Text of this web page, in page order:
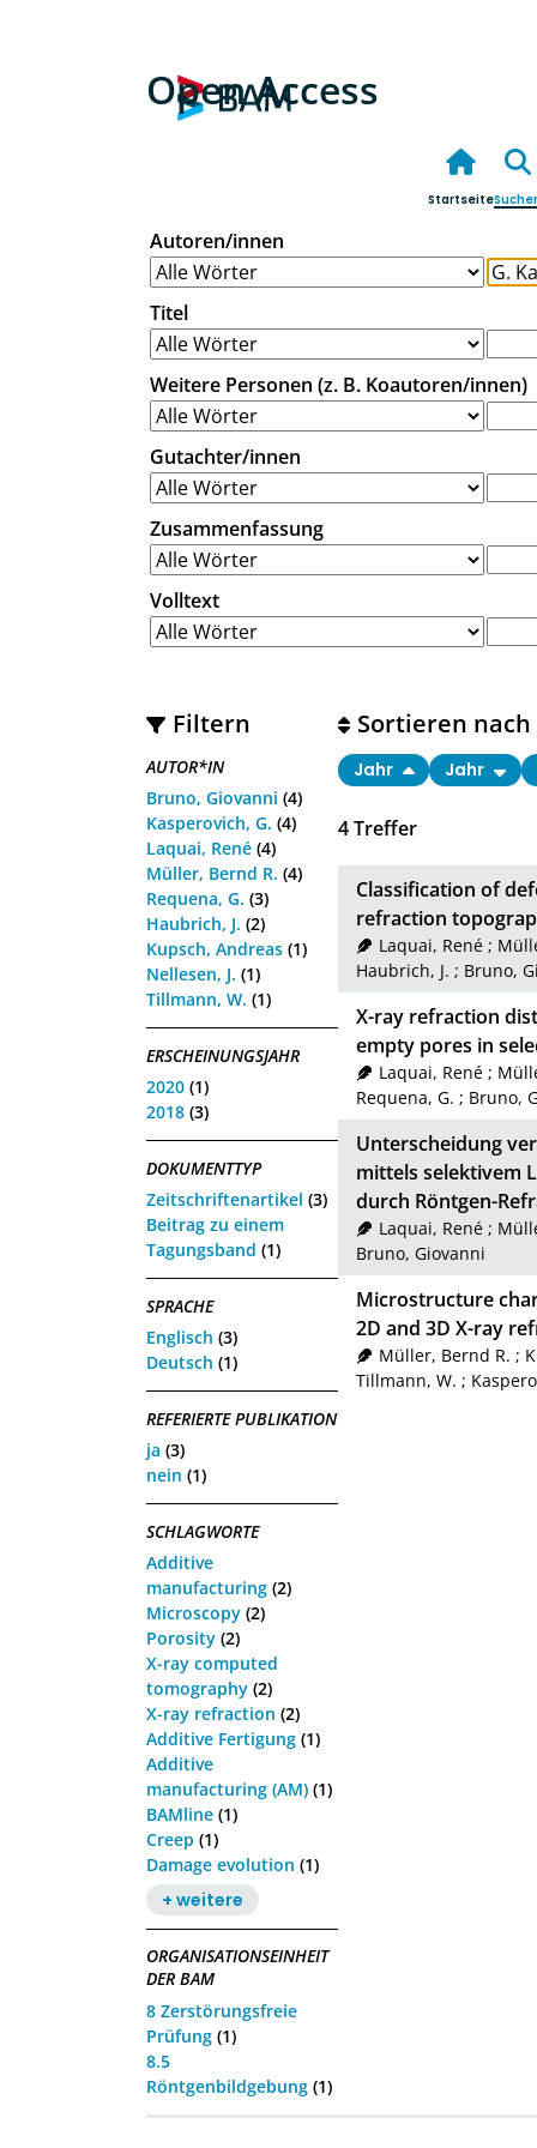
Open Access
Startseite
Autoren/innen
Titel
Weitere Personen (z. B. Koautoren/innen)
Gutachter/innen
Zusammenfassung
Volltext
Filtern
AUTOR*IN
Bruno, Giovanni (4)
Kasperovich, G. (4)
Laquai, René (4)
Müller, Bernd R. (4)
Requena, G. (3)
Haubrich, J. (2)
Kupsch, Andreas (1)
Nellesen, J. (1)
Tillmann, W. (1)
ERSCHEINUNGSJAHR
2020 (1)
2018 (3)
DOKUMENTTYP
Zeitschriftenartikel (3)
Beitrag zu einem
Tagungsband (1)
SPRACHE
Englisch (3)
Deutsch (1)
REFERIERTE PUBLIKATION
ja (3)
nein (1)
SCHLAGWORTE
Additive
manufacturing (2)
Microscopy (2)
Porosity (2)
X-ray computed
tomography (2)
X-ray refraction (2)
Additive Fertigung (1)
Additive
manufacturing (AM) (1)
BAMline (1)
Creep (1)
Damage evolution (1)
+ weitere
ORGANISATIONSEINHEIT
DER BAM
8 Zerstörungsfreie
Prüfung (1)
8.5
Röntgenbildgebung (1)
4Treffer
Sortieren nach
Jahr Jahr
Classification of
refraction
Laquai, René;
Haubrich, J. ; Bruno,
X-ray refraction
empty pores in
Laquai, René;
Requena, G. ; Bruno,
Unterscheidung
mittels selektivem
durch Röntgen-
Laquai, René;
Bruno, Giovanni
Microstructure
2D and 3D X-ray
Müller, Bernd R. ;
Tillmann, W. ;